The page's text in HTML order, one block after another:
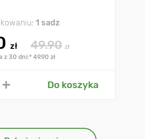
1 sadz
zł 49.90 zł
z 30 dni:* 49.90 zł
Do koszyka